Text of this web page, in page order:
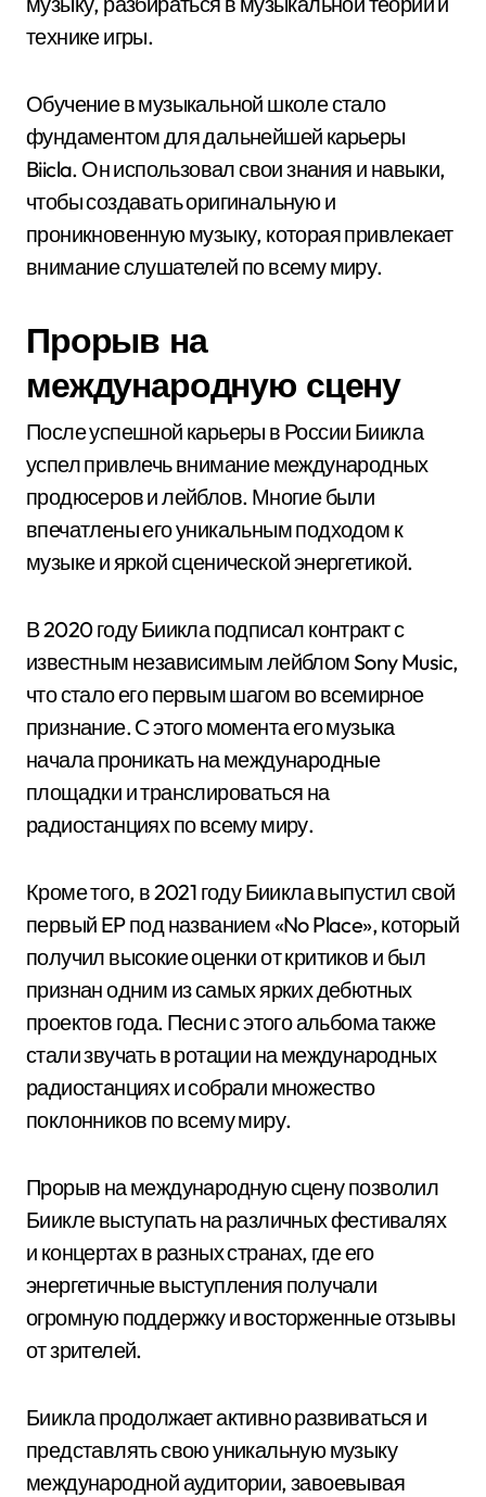
технике игры.
Обучение в музыкальной школе стало
фундаментом для дальнейшей карьеры
Biicla. Он использовал свои знания и навыки,
чтобы создавать оригинальную и
проникновенную музыку, которая привлекает
внимание слушателей по всему миру.
Прорыв на
международную сцену
После успешной карьеры в России Биикла
успел привлечь внимание международных
продюсеров и лейблов. Многие были
впечатлены его уникальным подходом к
музыке и яркой сценической энергетикой.
В 2020 году Биикла подписал контракт с
известным независимым лейблом Sony Music,
что стало его первым шагом во всемирное
признание. С этого момента его музыка
начала проникать на международные
площадки и транслироваться на
радиостанциях по всему миру.
Кроме того, в 2021 году Биикла выпустил свой
первый EP под названием «No Place», который
получил высокие оценки от критиков и был
признан одним из самых ярких дебютных
проектов года. Песни с этого альбома также
стали звучать в ротации на международных
радиостанциях и собрали множество
поклонников по всему миру.
Прорыв на международную сцену позволил
Биикле выступать на различных фестивалях
и концертах в разных странах, где его
энергетичные выступления получали
огромную поддержку и восторженные отзывы
от зрителей.
Биикла продолжает активно развиваться и
представлять свою уникальную музыку
международной аудитории, завоевывая